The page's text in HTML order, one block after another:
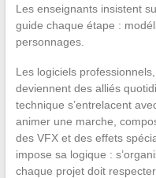
Les enseignants insistent
guide chaque étape :
personnages.
Les logiciels
deviennent des alliés
technique s’entrelacent
animer une marche,
des VFX et des effets
impose sa logique :
chaque projet doit